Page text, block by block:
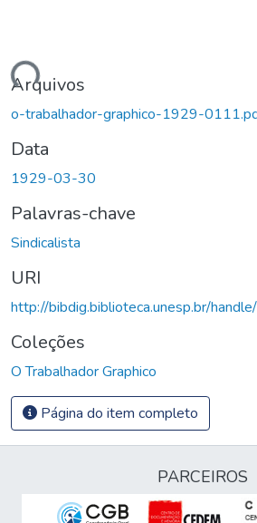
Arquivos
o-trabalhador-graphico-1929-
Data
1929-03-30
Palavras-chave
Sindicalista
URI
http://bibdig.biblioteca.unesp.br/
Coleções
O Trabalhador Graphico
Página do item completo
PARCEIROS